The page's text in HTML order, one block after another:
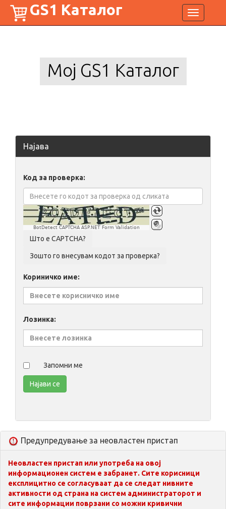
Toggle
navigation
GS1 Каталог
Мој GS1 Каталог
Најава
Код за проверка:
BotDetect CAPTCHA ASP.NET Form Validation
Кориничко име:
Лозинка:
Запомни ме
Предупредување за неовластен пристап
Неовластен пристап или употреба на овој
информационен систем е забранет. Сите корисници
експлицитно се согласуваат да се следат нивните
активности од страна на систем администраторот и
сите информации поврзани со можни кривични